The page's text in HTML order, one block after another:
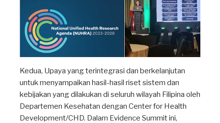
Kedua, Upaya yang terintegrasi dan berkelanjutan
untuk menyampaikan hasil-hasil riset sistem dan
kebijakan yang dilakukan di seluruh wilayah Filipina oleh
Departemen Kesehatan dengan Center for Health
Development/CHD. Dalam Evidence Summit ini,